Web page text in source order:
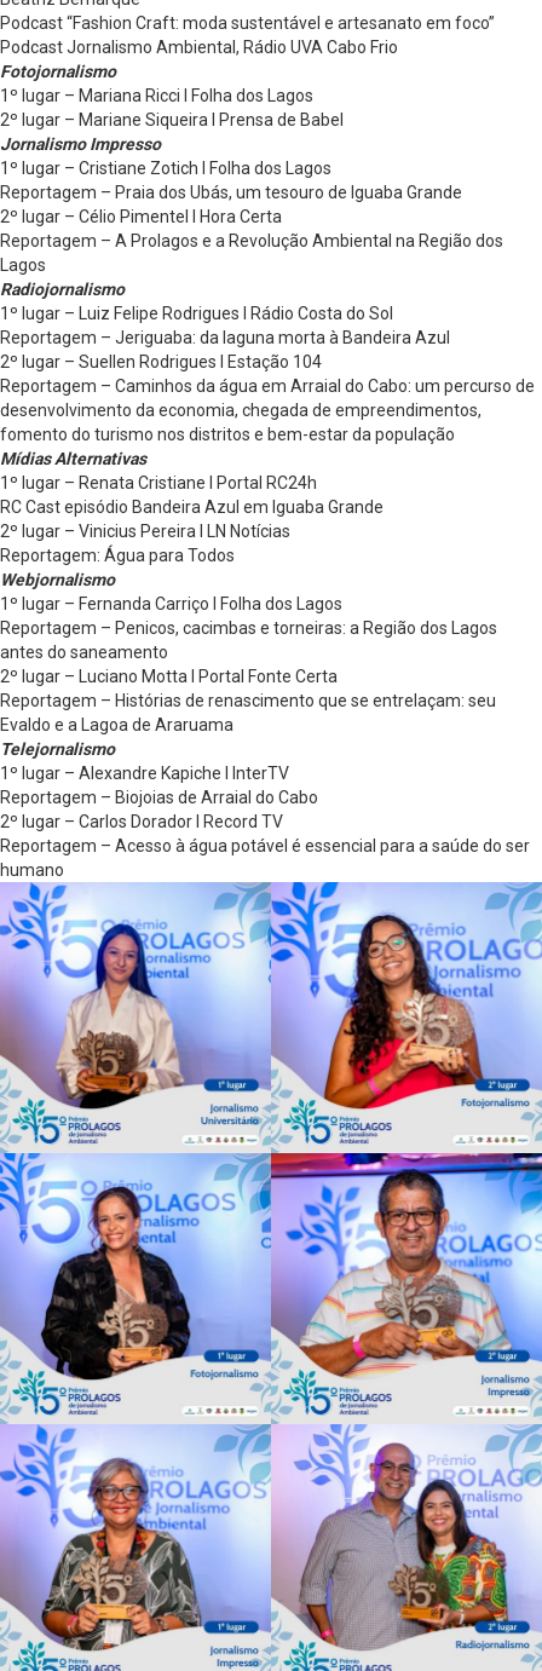
Podcast “Fashion Craft: moda sustentável e artesanato em foco”
Podcast Jornalismo Ambiental, Rádio UVA Cabo Frio
Fotojornalismo
1º lugar – Mariana Ricci l Folha dos Lagos
2º lugar – Mariane Siqueira l Prensa de Babel
Jornalismo Impresso
1º lugar – Cristiane Zotich l Folha dos Lagos
Reportagem – Praia dos Ubás, um tesouro de Iguaba Grande
2º lugar – Célio Pimentel l Hora Certa
Reportagem – A Prolagos e a Revolução Ambiental na Região dos
Lagos
Radiojornalismo
1º lugar – Luiz Felipe Rodrigues l Rádio Costa do Sol
Reportagem – Jeriguaba: da laguna morta à Bandeira Azul
2º lugar – Suellen Rodrigues l Estação 104
Reportagem – Caminhos da água em Arraial do Cabo: um percurso de
desenvolvimento da economia, chegada de empreendimentos,
fomento do turismo nos distritos e bem-estar da população
Mídias Alternativas
1º lugar – Renata Cristiane l Portal RC24h
RC Cast episódio Bandeira Azul em Iguaba Grande
2º lugar – Vinicius Pereira l LN Notícias
Reportagem: Água para Todos
Webjornalismo
1º lugar – Fernanda Carriço l Folha dos Lagos
Reportagem – Penicos, cacimbas e torneiras: a Região dos Lagos
antes do saneamento
2º lugar – Luciano Motta l Portal Fonte Certa
Reportagem – Histórias de renascimento que se entrelaçam: seu
Evaldo e a Lagoa de Araruama
Telejornalismo
1º lugar – Alexandre Kapiche l InterTV
Reportagem – Biojoias de Arraial do Cabo
2º lugar – Carlos Dorador l Record TV
Reportagem – Acesso à água potável é essencial para a saúde do ser
humano